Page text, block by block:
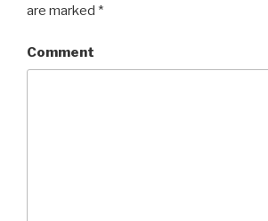
are marked *
Comment